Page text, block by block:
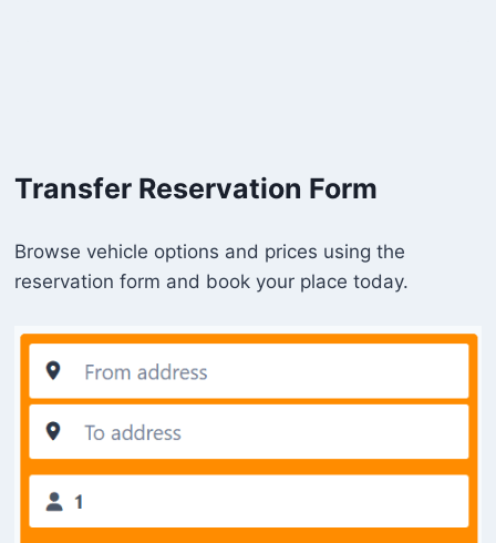
Transfer Reservation Form
Browse vehicle options and prices using the
reservation form and book your place today.